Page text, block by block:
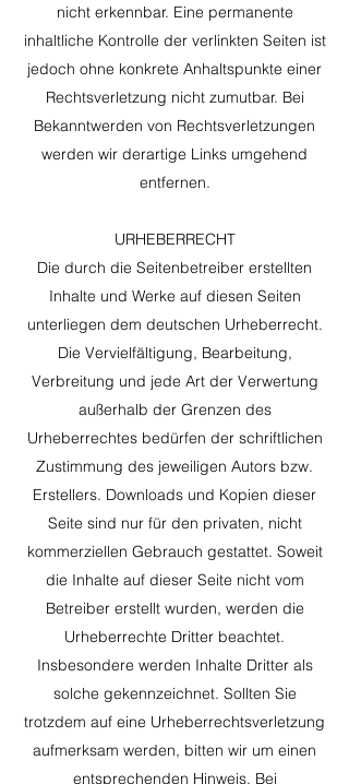
nicht erkennbar. Eine permanente
inhaltliche Kontrolle der verlinkten Seiten ist
jedoch ohne konkrete Anhaltspunkte einer
Rechtsverletzung nicht zumutbar. Bei
Bekanntwerden von Rechtsverletzungen
werden wir derartige Links umgehend
entfernen.
URHEBERRECHT
Die durch die Seitenbetreiber erstellten
Inhalte und Werke auf diesen Seiten
unterliegen dem deutschen Urheberrecht.
Die Vervielfältigung, Bearbeitung,
Verbreitung und jede Art der Verwertung
außerhalb der Grenzen des
Urheberrechtes bedürfen der schriftlichen
Zustimmung des jeweiligen Autors bzw.
Erstellers. Downloads und Kopien dieser
Seite sind nur für den privaten, nicht
kommerziellen Gebrauch gestattet. Soweit
die Inhalte auf dieser Seite nicht vom
Betreiber erstellt wurden, werden die
Urheberrechte Dritter beachtet.
Insbesondere werden Inhalte Dritter als
solche gekennzeichnet. Sollten Sie
trotzdem auf eine Urheberrechtsverletzung
aufmerksam werden, bitten wir um einen
entsprechenden Hinweis. Bei